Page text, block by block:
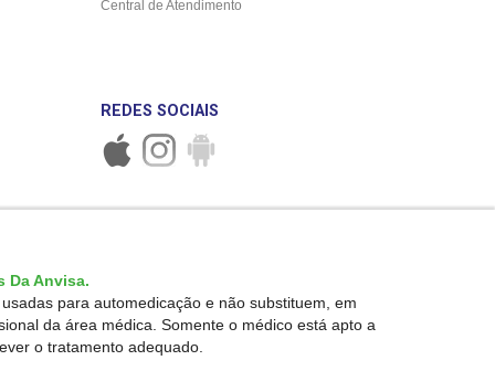
Central de Atendimento
REDES SOCIAIS
Da Anvisa.
para automedicação e não substituem, em
da área médica. Somente o médico está apto a
o tratamento adequado.